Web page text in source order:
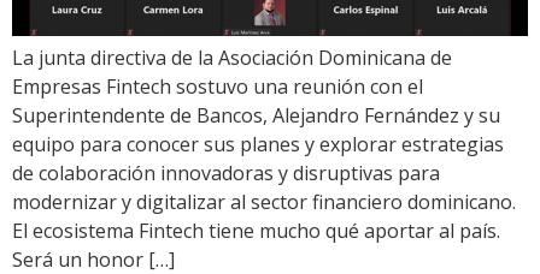
La junta directiva de la Asociación Dominicana de
Empresas Fintech sostuvo una reunión con el
Superintendente de Bancos, Alejandro Fernández y su
equipo para conocer sus planes y explorar estrategias
de colaboración innovadoras y disruptivas para
modernizar y digitalizar al sector financiero dominicano.
El ecosistema Fintech tiene mucho qué aportar al país.
Será un honor […]